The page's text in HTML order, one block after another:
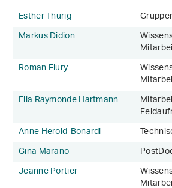
Esther Thürig
Markus Didion
Roman Flury
Ella Raymonde Hartmann
Anne Herold-Bonardi
Gina Marano
Jeanne Portier